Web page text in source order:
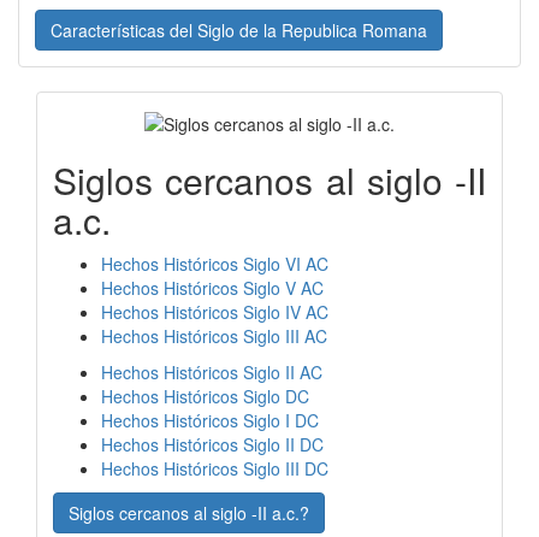
Características del Siglo de la Republica Romana
Siglos cercanos al siglo -II
a.c.
Hechos Históricos Siglo VI AC
Hechos Históricos Siglo V AC
Hechos Históricos Siglo IV AC
Hechos Históricos Siglo III AC
Hechos Históricos Siglo II AC
Hechos Históricos Siglo DC
Hechos Históricos Siglo I DC
Hechos Históricos Siglo II DC
Hechos Históricos Siglo III DC
Siglos cercanos al siglo -II a.c.?